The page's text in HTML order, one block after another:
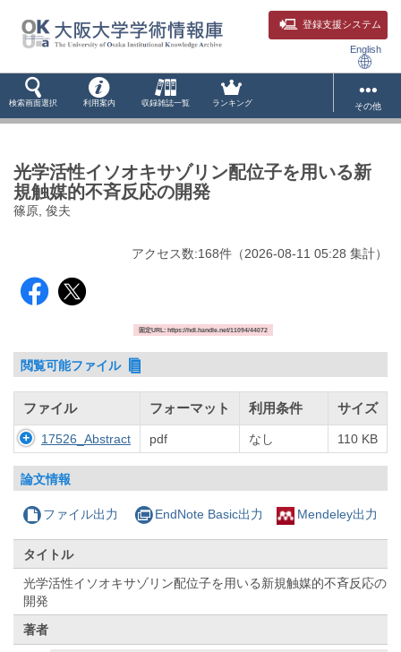
登録支援システム
English
検索画面選択 利用案内 収録雑誌一覧 ランキング その他
光学活性イソオキサゾリン配位子を用いる新
規触媒的不斉反応の開発
篠原, 俊夫
アクセス数:168件 （2026-08-11 05:28 集計）
固定URL: https://hdl.handle.net/11094/44072
閲覧可能ファイル
ファイル フォーマット 利用条件 サイズ
17526_Abstract pdf なし 110 KB
論文情報
ファイル出力 EndNote Basic出力 Mendeley出力
タイトル
光学活性イソオキサゾリン配位子を用いる新規触媒的不斉反応の
開発
著者